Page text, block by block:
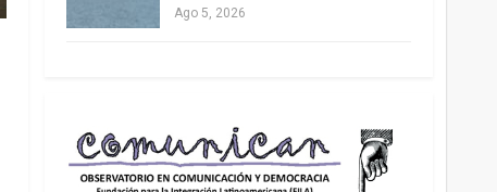
Ago 5, 2026